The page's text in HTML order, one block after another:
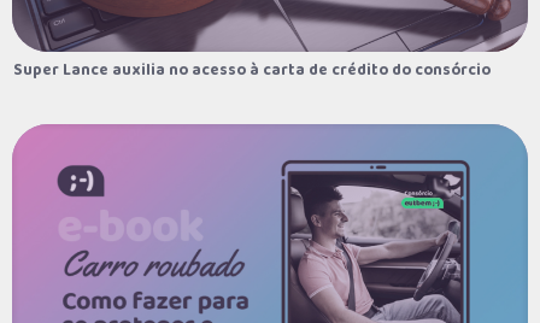
Super Lance auxilia no acesso à carta de crédito do consórcio
Ao enviar, aceito receber e-mails e ofertas da eutbem
Super Lance auxilia no acesso à carta de crédito do consórcio